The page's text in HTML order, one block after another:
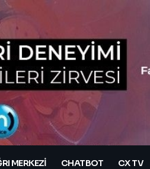
MERKEZI CHATBOT CX TV